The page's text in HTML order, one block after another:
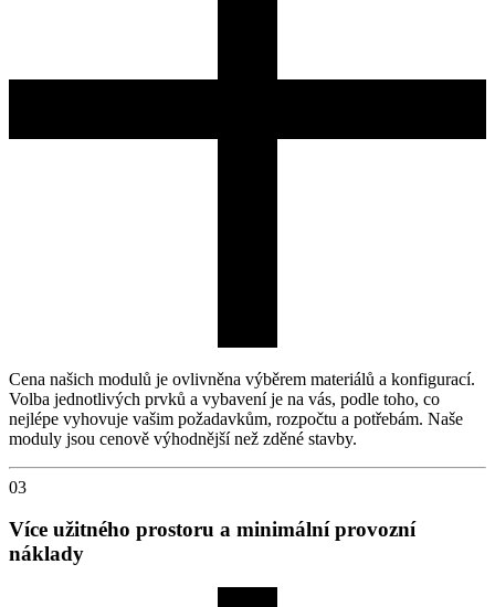
Cena našich modulů je ovlivněna výběrem materiálů a konfigurací.
Volba jednotlivých prvků a vybavení je na vás, podle toho, co
nejlépe vyhovuje vašim požadavkům, rozpočtu a potřebám. Naše
moduly jsou cenově výhodnější než zděné stavby.
03
Více užitného prostoru a minimální provozní
náklady